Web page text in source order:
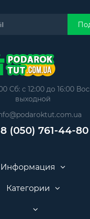
Сб: с 12:00 до 16:00
выходной
(050) 761-44-80
Информация
Категории